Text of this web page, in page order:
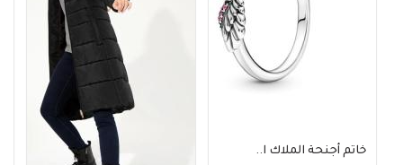
خاتم أجنحة الملاك ا..